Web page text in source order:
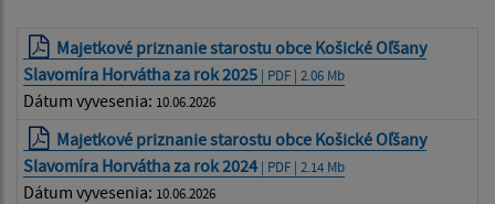
Majetkové priznanie starostu obce Košické Oľšany
Slavomíra Horvátha za rok 2025 | PDF | 2.06 Mb
Dátum vyvesenia: 10.06.2026
Majetkové priznanie starostu obce Košické Oľšany
Slavomíra Horvátha za rok 2024 | PDF | 2.14 Mb
Dátum vyvesenia: 10.06.2026